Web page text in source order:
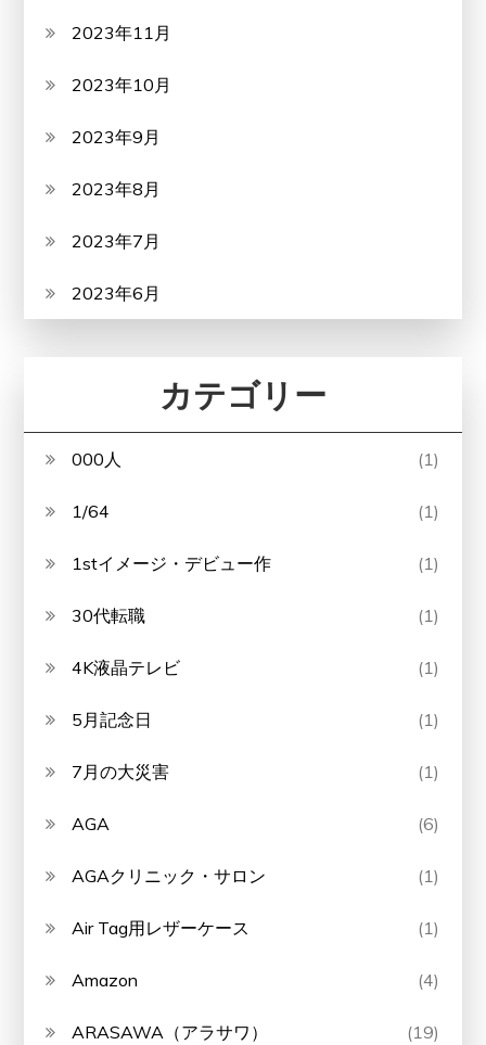
2023年11月
2023年10月
2023年9月
2023年8月
2023年7月
2023年6月
カテゴリー
000人 (1)
1/64 (1)
1stイメージ・デビュー作 (1)
30代転職 (1)
4K液晶テレビ (1)
5月記念日 (1)
7月の大災害 (1)
AGA (6)
AGAクリニック・サロン (1)
Air Tag用レザーケース (1)
Amazon (4)
ARASAWA（アラサワ） (19)